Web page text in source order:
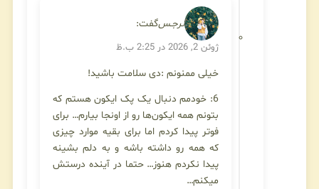
نرجـسگفت:
ژوئن 2, 2026 در 2:25 ب.ظ
خیلی ممنونم :دی سلامت باشید!
6: خودمم دنبال یک پک ایکون هستم که
بتونم همه ایکون‌ها رو از اونجا بیارم… برای
فوتر پیدا کردم اما برای بقیه موارد چیزی
که همه رو داشته باشه و به دلم بشینه
پیدا نکردم هنوز… حتما در آینده درستش
میکنم…